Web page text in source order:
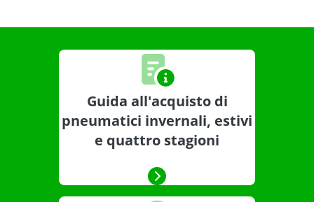
Guida all'acquisto di
pneumatici invernali, estivi
e quattro stagioni